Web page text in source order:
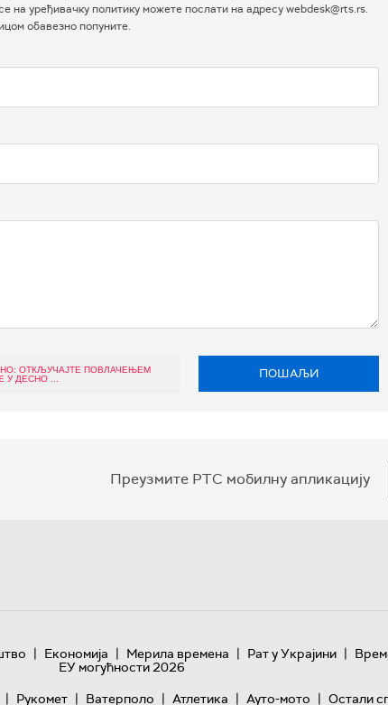
на уређивачку политику можете послати на адресу webdesk@rts.rs.
обавезно попуните.
ОТКЉУЧАЈТЕ ПОВЛАЧЕЊЕМ
У ДЕСНО ...
ПОШАЉИ
Преузмите РТС мобилну апликацију
| Економија | Мерила времена | Рат у Украјини |
ЕУ могућности 2026
| Рукомет | Ватерполо | Атлетика | Ауто-мото | Остали